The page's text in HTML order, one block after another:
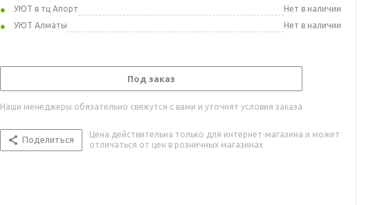
УЮТ в тц Апорт
Нет в наличии
УЮТ Алматы
Нет в наличии
Под заказ
Наши менеджеры обязательно свяжутся с вами и уточнят условия заказа
Поделиться
Цена действительна только для интернет-магазина и может
отличаться от цен в розничных магазинах